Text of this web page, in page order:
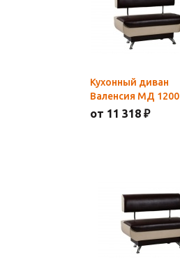
Кухонный диван
Валенсия МД 1200
от 11 318 ₽